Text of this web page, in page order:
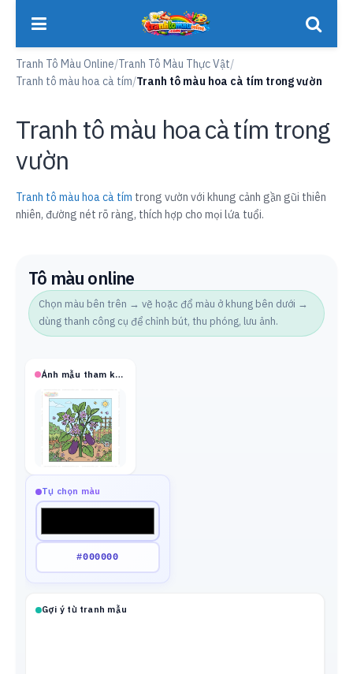
Tranh Tô Màu Online/Tranh Tô Màu Thực Vật/
Tranh tô màu hoa cà tím/Tranh tô màu hoa cà tím trong vườn
Tranh tô màu hoa cà tím trong
vườn
Tranh tô màu hoa cà tím trong vườn với khung cảnh gần gũi thiên
nhiên, đường nét rõ ràng, thích hợp cho mọi lứa tuổi.
Tô màu online
Chọn màu bên trên → vẽ hoặc đổ màu ở khung bên dưới →
dùng thanh công cụ để chỉnh bút, thu phóng, lưu ảnh.
Ảnh mẫu tham khảo
Tự chọn màu
Gợi ý từ tranh mẫu